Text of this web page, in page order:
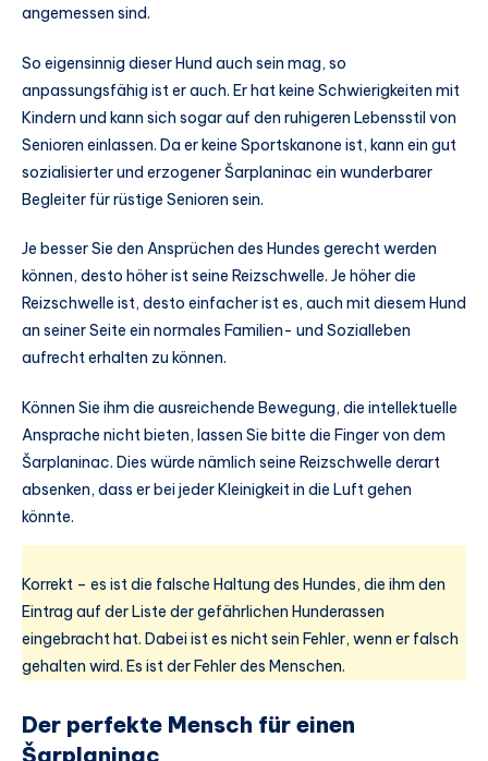
angemessen sind.
So eigensinnig dieser Hund auch sein mag, so
anpassungsfähig ist er auch. Er hat keine Schwierigkeiten mit
Kindern und kann sich sogar auf den ruhigeren Lebensstil von
Senioren einlassen. Da er keine Sportskanone ist, kann ein gut
sozialisierter und erzogener Šarplaninac ein wunderbarer
Begleiter für rüstige Senioren sein.
Je besser Sie den Ansprüchen des Hundes gerecht werden
können, desto höher ist seine Reizschwelle. Je höher die
Reizschwelle ist, desto einfacher ist es, auch mit diesem Hund
an seiner Seite ein normales Familien- und Sozialleben
aufrecht erhalten zu können.
Können Sie ihm die ausreichende Bewegung, die intellektuelle
Ansprache nicht bieten, lassen Sie bitte die Finger von dem
Šarplaninac. Dies würde nämlich seine Reizschwelle derart
absenken, dass er bei jeder Kleinigkeit in die Luft gehen
könnte.
Korrekt – es ist die falsche Haltung des Hundes, die ihm den
Eintrag auf der Liste der gefährlichen Hunderassen
eingebracht hat. Dabei ist es nicht sein Fehler, wenn er falsch
gehalten wird. Es ist der Fehler des Menschen.
Der perfekte Mensch für einen
Šarplaninac